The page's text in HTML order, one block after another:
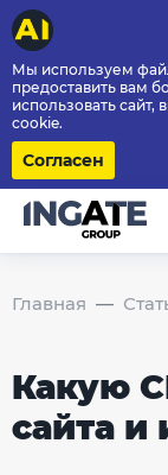
Мы используем
предоставить вам
использовать сайт,
cookie.
Согласен
Главная
Какую
сайта и